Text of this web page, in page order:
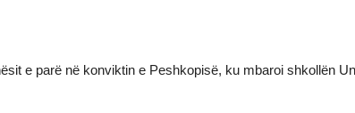
e parë në konviktin e Peshkopisë, ku mbaroi shkollën